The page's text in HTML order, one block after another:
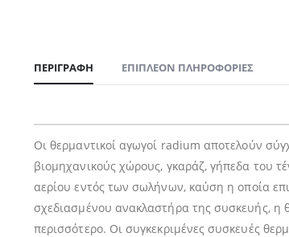
ΠΕΡΙΓΡΑΦΉ ΕΠΙΠΛΈΟΝ ΠΛΗΡΟΦΟΡΊΕΣ
Οι θερμαντικοί αγωγοί radium αποτελούν
βιομηχανικούς χώρους, γκαράζ, γήπεδα του
αερίου εντός των σωλήνων, καύση η οποία
σχεδιασμένου ανακλαστήρα της συσκευής, η
περισσότερο. Οι συγκεκριμένες συσκευές